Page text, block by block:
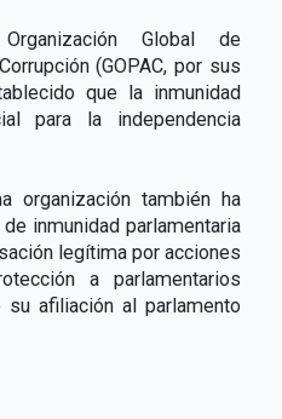
Global de
(GOPAC, por sus
que la inmunidad
para la independencia
organización también ha
inmunidad parlamentaria
legítima por acciones
a parlamentarios
afiliación al parlamento